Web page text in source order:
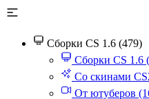
Сборки CS 1.6 (479)
Сборки CS 1.6
Со скинами
От ютуберов